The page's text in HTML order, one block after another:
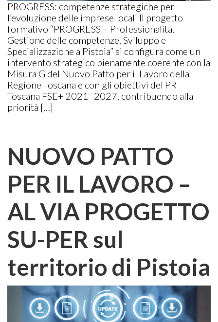
PROGRESS: competenze strategiche per
l’evoluzione delle imprese locali Il progetto
formativo “PROGRESS – Professionalità,
Gestione delle competenze, Sviluppo e
Specializzazione a Pistoia” si configura come un
intervento strategico pienamente coerente con la
Misura G del Nuovo Patto per il Lavoro della
Regione Toscana e con gli obiettivi del PR
Toscana FSE+ 2021–2027, contribuendo alla
priorità […]
NUOVO PATTO
PER IL LAVORO –
AL VIA PROGETTO
SU-PER sul
territorio di Pistoia